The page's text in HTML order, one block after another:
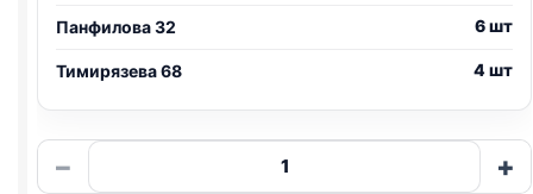
Панфилова 32 6 шт
Тимирязева 68 4 шт
−
Количество
товара
+